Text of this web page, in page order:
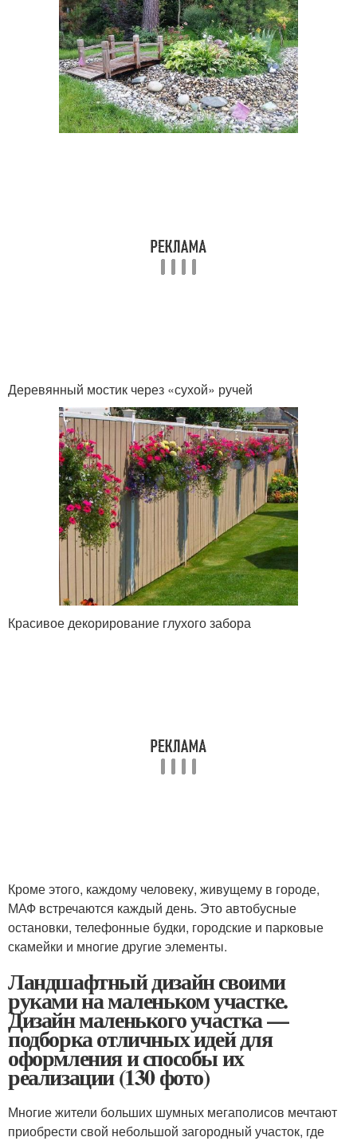
Деревянный мостик через «сухой» ручей
Красивое декорирование глухого забора
Кроме этого, каждому человеку, живущему в городе,
МАФ встречаются каждый день. Это автобусные
остановки, телефонные будки, городские и парковые
скамейки и многие другие элементы.
Ландшафтный дизайн своими
руками на маленьком участке.
Дизайн маленького участка —
подборка отличных идей для
оформления и способы их
реализации (130 фото)
Многие жители больших шумных мегаполисов мечтают
приобрести свой небольшой загородный участок, где